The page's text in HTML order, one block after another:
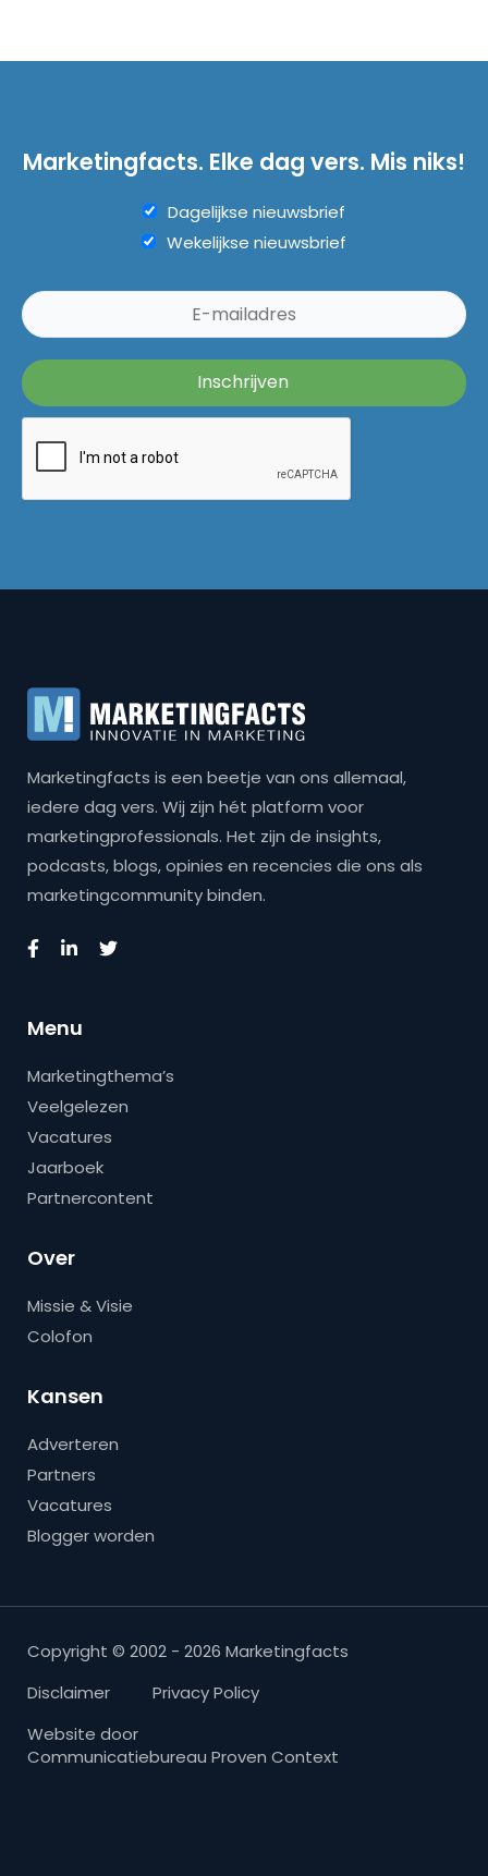
Marketingfacts. Elke dag vers. Mis niks!
Dagelijkse nieuwsbrief
Wekelijkse nieuwsbrief
Marketingfacts is een beetje van ons allemaal,
iedere dag vers. Wij zijn hét platform voor
marketingprofessionals. Het zijn de insights,
podcasts, blogs, opinies en recencies die ons als
marketingcommunity binden.
Menu
Marketingthema’s
Veelgelezen
Vacatures
Jaarboek
Partnercontent
Over
Missie & Visie
Colofon
Kansen
Adverteren
Partners
Vacatures
Blogger worden
Copyright © 2002 - 2026 Marketingfacts
Disclaimer
Privacy Policy
Website door
Communicatiebureau Proven Context